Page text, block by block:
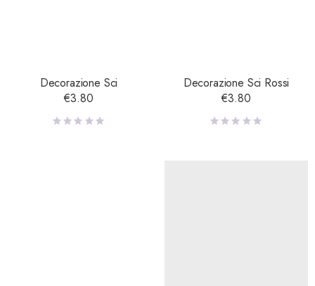
Decorazione Sci
€3.80
Decorazione Sci Rossi
€3.80